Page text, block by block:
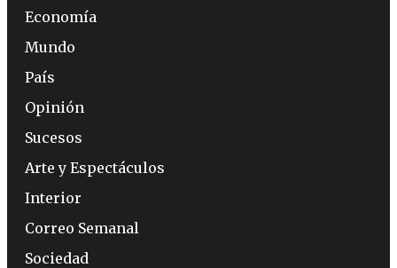
Economía
Mundo
País
Opinión
Sucesos
Arte y Espectáculos
Interior
Correo Semanal
Sociedad